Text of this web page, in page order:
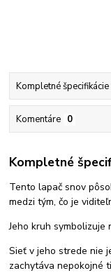
Kompletné špecifikácie
Komentáre 0
Kompletné
Tento lapač snov
medzi tým, čo je
Jeho kruh symbolizuje
Sieť v jeho strede nie
zachytáva nepokojné